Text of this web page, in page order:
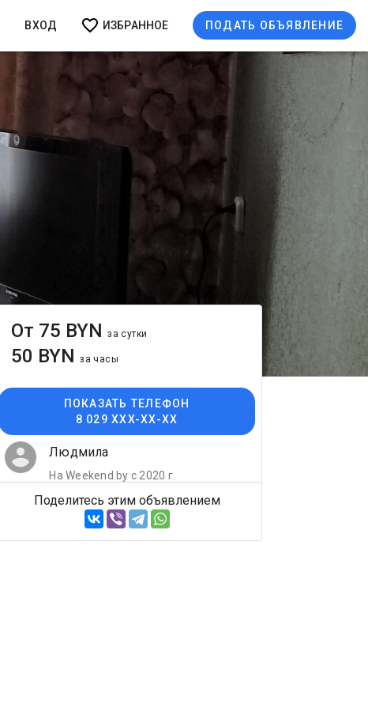
ВХОД ИЗБРАННОЕ ПОДАТЬ ОБЪЯВЛЕНИЕ
От 75 BYNза сутки
50 BYNза часы
ПОКАЗАТЬ ТЕЛЕФОН
8 029 XXX-XX-XX
Людмила
На Weekend.by с 2020 г.
Поделитесь этим объявлением